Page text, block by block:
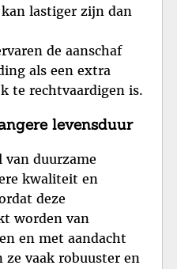
lastiger zijn dan
de aanschaf
als een extra
te rechtvaardigen is.
levensduur
van duurzame
kwaliteit en
deze
worden van
en met aandacht
ze vaak robuuster en